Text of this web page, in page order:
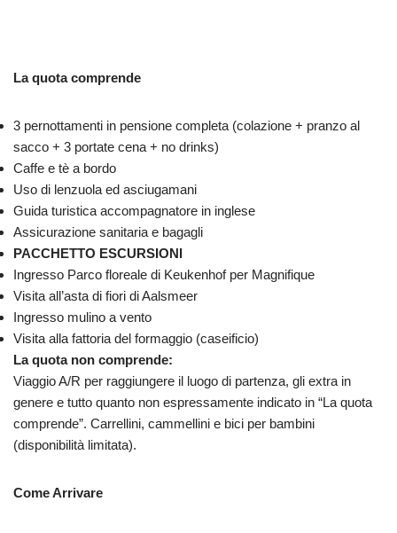
La quota comprende
3 pernottamenti in pensione completa (colazione + pranzo al
sacco + 3 portate cena + no drinks)
Caffe e tè a bordo
Uso di lenzuola ed asciugamani
Guida turistica accompagnatore in inglese
Assicurazione sanitaria e bagagli
PACCHETTO ESCURSIONI
Ingresso Parco floreale di Keukenhof per Magnifique
Visita all’asta di fiori di Aalsmeer
Ingresso mulino a vento
Visita alla fattoria del formaggio (caseificio)
La quota non comprende:
Viaggio A/R per raggiungere il luogo di partenza, gli extra in
genere e tutto quanto non espressamente indicato in “La quota
comprende”. Carrellini, cammellini e bici per bambini
(disponibilità limitata).
Come Arrivare